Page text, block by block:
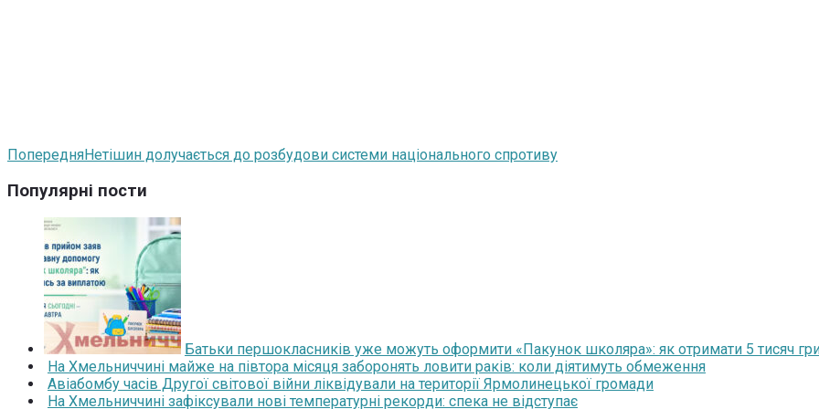
ПопередняНетішин долучається до розбудови системи національного спротиву
Популярні пости
Батьки першокласників уже можуть оформити «Пакунок школяра»: як отримати 5 тисяч
На Хмельниччині майже на півтора місяця заборонять ловити раків: коли діятимуть обмеження
Авіабомбу часів Другої світової війни ліквідували на території Ярмолинецької громади
На Хмельниччині зафіксували нові температурні рекорди: спека не відступає